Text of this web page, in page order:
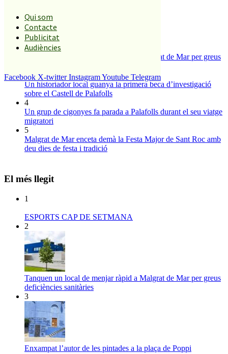
Qui som
Contacte
Publicitat
Audiències
Facebook X-twitter InstagramYoutube Telegram
1
ESPORTS CAP DE SETMANA
2
Tanquen un local de menjar ràpid a Malgrat de Mar per greus
3
Un historiador local guanya la primera beca d’investigació
sobre el Castell de Palafolls
4
Un grup de cigonyes fa parada a Palafolls durant el seu viatge
migratori
5
Malgrat de Mar enceta demà la Festa Major de Sant Roc amb
deu dies de festa i tradició
El més llegit
1
ESPORTS CAP DE SETMANA
2
Tanquen un local de menjar ràpid a Malgrat de Mar per greus
deficiències sanitàries
3
Enxampat l’autor de les pintades a la plaça de Poppi